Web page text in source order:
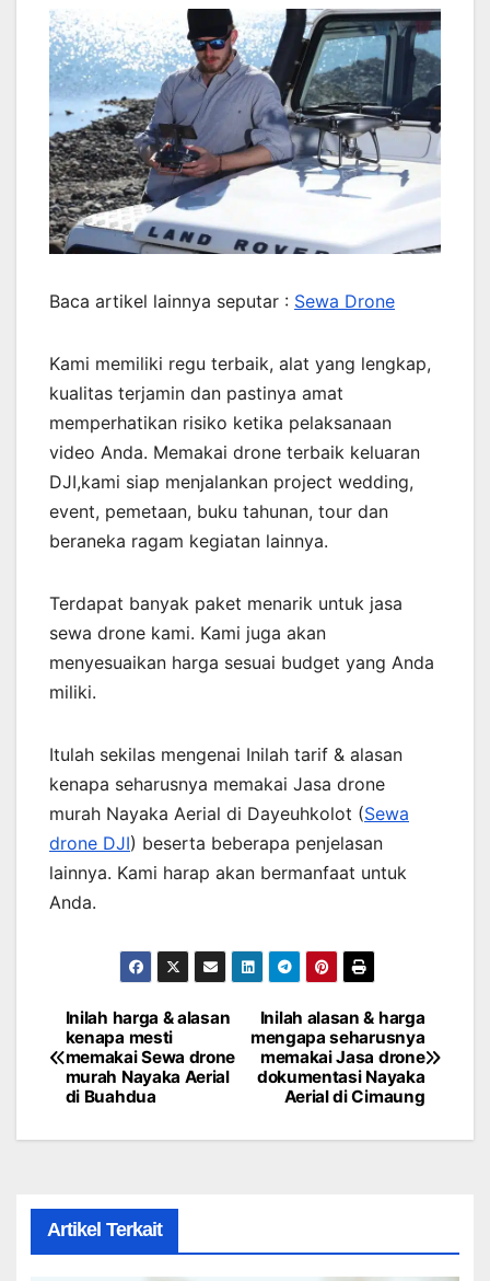
Baca artikel lainnya seputar : Sewa Drone
Kami memiliki regu terbaik, alat yang lengkap,
kualitas terjamin dan pastinya amat
memperhatikan risiko ketika pelaksanaan
video Anda. Memakai drone terbaik keluaran
DJI,kami siap menjalankan project wedding,
event, pemetaan, buku tahunan, tour dan
beraneka ragam kegiatan lainnya.
Terdapat banyak paket menarik untuk jasa
sewa drone kami. Kami juga akan
menyesuaikan harga sesuai budget yang Anda
miliki.
Itulah sekilas mengenai Inilah tarif & alasan
kenapa seharusnya memakai Jasa drone
murah Nayaka Aerial di Dayeuhkolot (Sewa
drone DJI) beserta beberapa penjelasan
lainnya. Kami harap akan bermanfaat untuk
Anda.
Post
navigation
Inilah alasan & harga
mengapa seharusnya
memakai Jasa drone
dokumentasi Nayaka
Aerial di Cimaung
Inilah harga & alasan
kenapa mesti
memakai Sewa drone
murah Nayaka Aerial
di Buahdua
Artikel Terkait